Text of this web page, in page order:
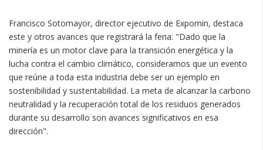
Francisco Sotomayor, director ejecutivo de Expomin, destaca
este y otros avances que registrará la feria: "Dado que la
minería es un motor clave para la transición energética y la
lucha contra el cambio climático, consideramos que un evento
que reúne a toda esta industria debe ser un ejemplo en
sostenibilidad y sustentabilidad. La meta de alcanzar la carbono
neutralidad y la recuperación total de los residuos generados
durante su desarrollo son avances significativos en esa
dirección".